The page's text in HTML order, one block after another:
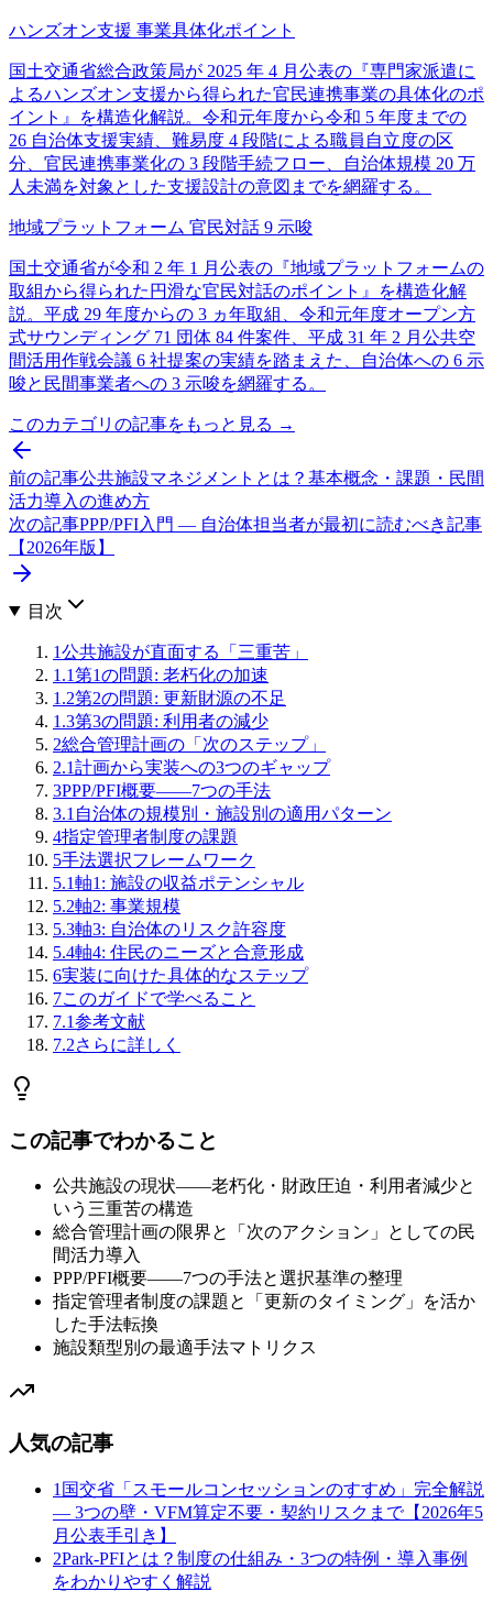
ハンズオン支援 事業具体化ポイント
国土交通省総合政策局が 2025 年 4 月公表の『専門家派遣に
よるハンズオン支援から得られた官民連携事業の具体化のポ
イント』を構造化解説。令和元年度から令和 5 年度までの
26 自治体支援実績、難易度 4 段階による職員自立度の区
分、官民連携事業化の 3 段階手続フロー、自治体規模 20 万
人未満を対象とした支援設計の意図までを網羅する。
地域プラットフォーム 官民対話 9 示唆
国土交通省が令和 2 年 1 月公表の『地域プラットフォームの
取組から得られた円滑な官民対話のポイント』を構造化解
説。平成 29 年度からの 3 ヵ年取組、令和元年度オープン方
式サウンディング 71 団体 84 件案件、平成 31 年 2 月公共空
間活用作戦会議 6 社提案の実績を踏まえた、自治体への 6 示
唆と民間事業者への 3 示唆を網羅する。
このカテゴリの記事をもっと見る →
前の記事公共施設マネジメントとは？基本概念・課題・民間
活力導入の進め方
次の記事PPP/PFI入門 — 自治体担当者が最初に読むべき記事
【2026年版】
目次
1公共施設が直面する「三重苦」
1.1第1の問題: 老朽化の加速
1.2第2の問題: 更新財源の不足
1.3第3の問題: 利用者の減少
2総合管理計画の「次のステップ」
2.1計画から実装への3つのギャップ
3PPP/PFI概要——7つの手法
3.1 自治体の規模別・施設別の適用パターン
4指定管理者制度の課題
5手法選択フレームワーク
5.1軸1: 施設の収益ポテンシャル
5.2軸2: 事業規模
5.3軸3: 自治体のリスク許容度
5.4軸4: 住民のニーズと合意形成
6実装に向けた具体的なステップ
7このガイドで学べること
7.1参考文献
7.2さらに詳しく
この記事でわかること
公共施設の現状——老朽化・財政圧迫・利用者減少と
いう三重苦の構造
総合管理計画の限界と「次のアクション」としての民
間活力導入
PPP/PFI概要——7つの手法と選択基準の整理
指定管理者制度の課題と「更新のタイミング」を活か
した手法転換
施設類型別の最適手法マトリクス
人気の記事
1 国交省「スモールコンセッションのすすめ」完全解説
— 3つの壁・VFM算定不要・契約リスクまで【2026年5
月公表手引き】
2Park-PFIとは？制度の仕組み・3つの特例・導入事例
をわかりやすく解説